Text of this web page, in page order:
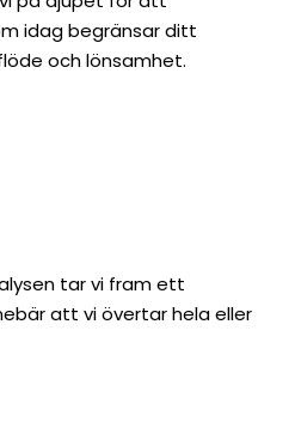
idag begränsar ditt
och lönsamhet.
tar vi fram ett
att vi övertar hela eller